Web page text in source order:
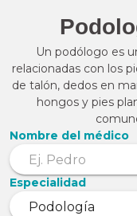
Un podólogo es
relacionadas con los
de talón, dedos en
hongos y pies
Nombre del médico
Especialidad